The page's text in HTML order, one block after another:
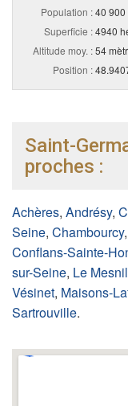
Population :40 900
Superficie :4940
Altitude moy. :54
Position :
Saint-
proches :
Achères, Andrésy,
Seine, Chambourcy,
Conflans-Sainte-
sur-Seine, Le
Vésinet, Maisons-
Sartrouville.